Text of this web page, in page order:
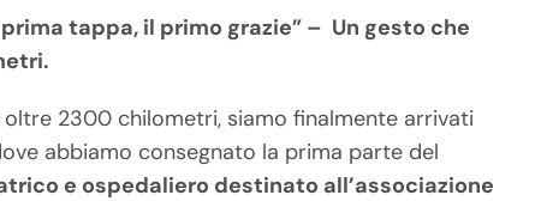
tappa, il primo grazie” – Un gesto che
2300 chilometri, siamo finalmente arrivati
abbiamo consegnato la prima parte del
e ospedaliero destinato all’associazione